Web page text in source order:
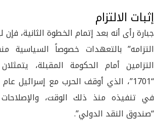
إثبات الالتزام
جبارة رأى أنه بعد إتمام الخطوة الثانية، فإن
التزامه” بالتعهدات خصوصاً السياسية
التزامين أمام الحكومة المقبلة،
في تنفيذه منذ ذلك الوقت،
“صندوق النقد الدولي”.